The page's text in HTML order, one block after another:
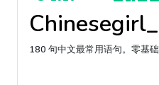
180 句中文最常用语句。零基